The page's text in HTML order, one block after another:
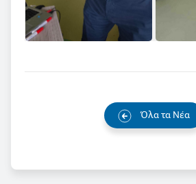
Όλα τα Νέα